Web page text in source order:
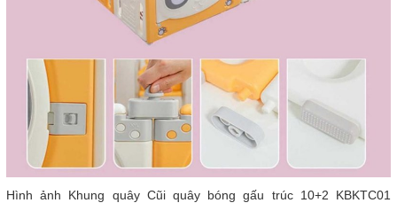
Hình ảnh Khung quây Cũi quây bóng gấu trúc 10+2 KBKTC01